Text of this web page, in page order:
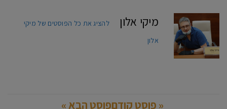
מיקי אלון
להציג את כל הפוסטים של מיקי
אלון
« פוסט קודםפוסט הבא »